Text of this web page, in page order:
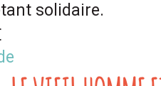
solidaire.